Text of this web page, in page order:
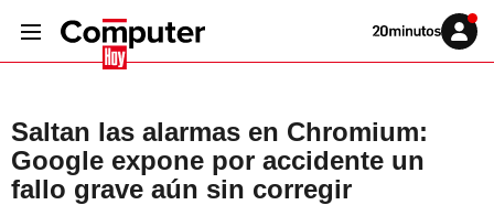
Volver
Iniciar
sesión
Saltan las alarmas en Chromium:
Google expone por accidente un
fallo grave aún sin corregir